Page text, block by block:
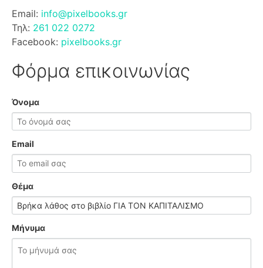
Email: info@pixelbooks.gr
Τηλ: 261 022 0272
Facebook: pixelbooks.gr
Φόρμα επικοινωνίας
Όνομα
Email
Θέμα
Μήνυμα